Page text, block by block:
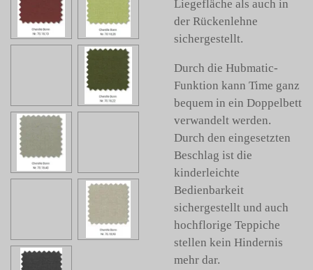
Liegefläche als auch in
der Rückenlehne
sichergestellt.
Durch die Hubmatic-
Funktion kann Time ganz
bequem in ein Doppelbett
verwandelt werden.
Durch den eingesetzten
Beschlag ist die
kinderleichte
Bedienbarkeit
sichergestellt und auch
hochflorige Teppiche
stellen kein Hindernis
mehr dar.